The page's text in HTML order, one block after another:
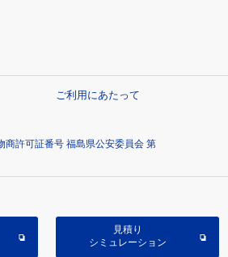
ご利用にあたって
商許可証番号 福島県公安委員会 第
見積り
シミュレーション